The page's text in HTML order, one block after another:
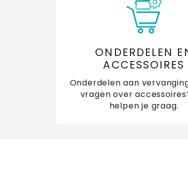
ONDERDELEN
ACCESSOIRES
Onderdelen aan
vragen over
helpen je graag.